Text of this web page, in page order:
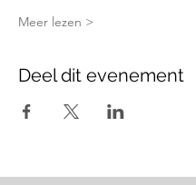
Meer lezen >
Deel dit evenement